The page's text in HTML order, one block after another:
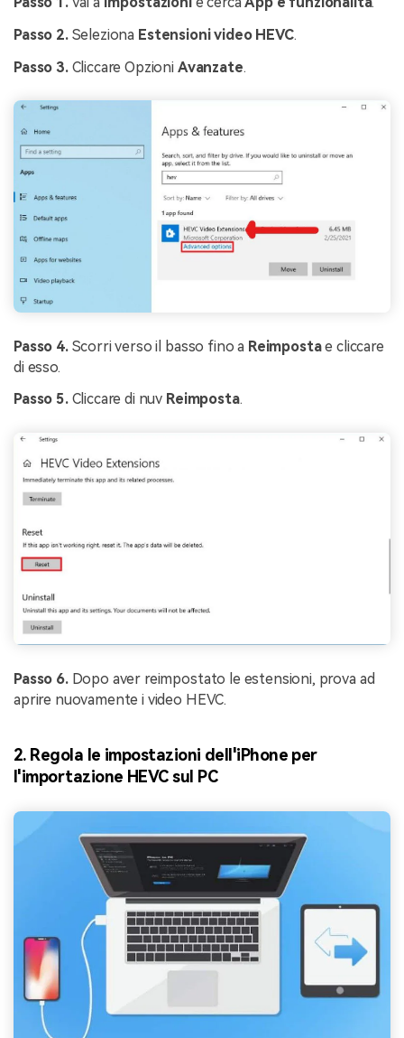
Passo 2.Seleziona Estensioni video HEVC.
Passo 3.Cliccare Opzioni Avanzate.
Passo 4.Scorri verso il basso fino a Reimpostae cliccare
di esso.
Passo 5.Cliccare di nuv Reimposta.
Passo 6.Dopo aver reimpostato le estensioni, prova ad
aprire nuovamente i video HEVC.
2. Regola le impostazioni dell'iPhone per
l'importazione HEVC sul PC